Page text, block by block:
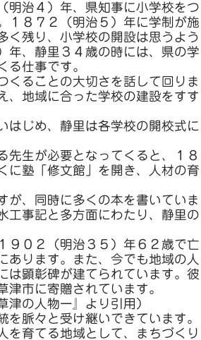
明治４）年、県知事に小学校をつ
１８７２（明治５）年に学制が施
く残り、小学校の開設は思うよう
年、静里３４歳の時には、県の学
る仕事です。
ることの大切さを話して回りま
、地域に合った学校の建設をすす
じめ、静里は各学校の開校式に
生が必要となってくると、１８
に塾「修文館」を開き、人材の育
、同時に多くの本を書いていま
工事記と多方面にわたり、静里の
０２（明治３５）年６２歳で亡
あります。また、今でも地域の人
は顕彰碑が建てられています。彼
津市に寄贈されています。
の人物ー』より引用）
脈々と受け継いできています。
を育てる地域として、まちづくり